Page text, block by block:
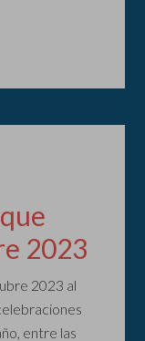
2023
2023 al
entre las